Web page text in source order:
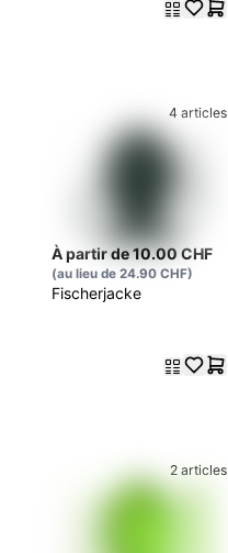
4 articles
À partir de 10.00 CHF
(au lieu de 24.90 CHF)
Fischerjacke
2 articles